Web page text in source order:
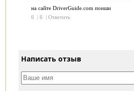
на сайте DriverGuide.com поиши
6
| 6 | Ответить
Написать отзыв